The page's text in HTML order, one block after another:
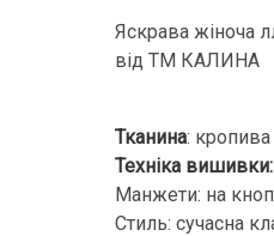
Яскрава жіноча
від ТМ КАЛИНА
Тканина:
Техніка вишивки:
Манжети: на
Стиль: сучасна